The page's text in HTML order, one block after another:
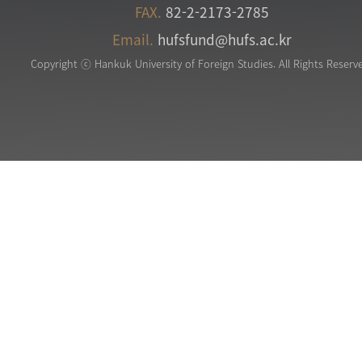
FAX. 82-2-2173-2785
Email. hufsfund@hufs.ac.kr
Copyright ⓒ Hankuk University of Foreign Studies. All Rights